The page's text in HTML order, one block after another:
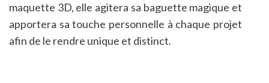
maquette 3D, elle agitera sa baguette magique et
apportera sa touche personnelle à chaque projet
afin de le rendre unique et distinct.